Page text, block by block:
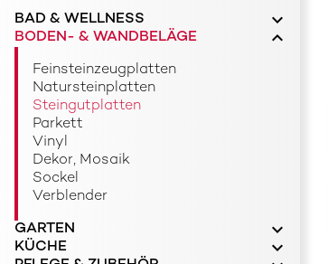
BAD & WELLNESS
BODEN- & WANDBELÄGE
Feinsteinzeugplatten
Natursteinplatten
Steingutplatten
Parkett
Vinyl
Dekor, Mosaik
Sockel
Verblender
GARTEN
KÜCHE